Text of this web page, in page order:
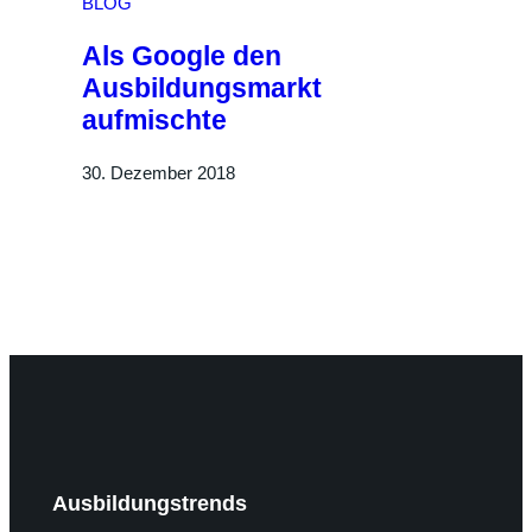
Als Google den
Ausbildungsmarkt
aufmischte
30. Dezember 2018
Ausbildungstrends